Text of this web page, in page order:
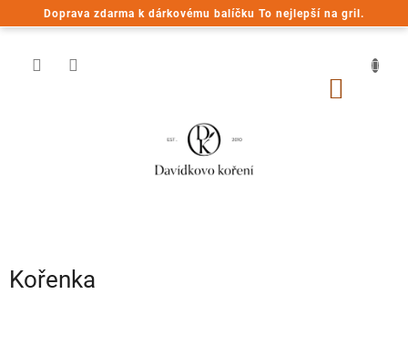
Doprava zdarma k dárkovému balíčku To nejlepší na gril.
na
Kořenka